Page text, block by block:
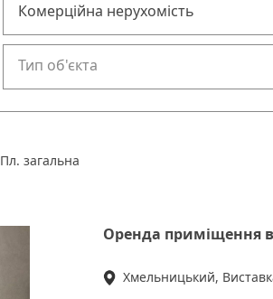
Комерційна нерухомість
Тип об'єкта
Пл. загальна
Оренда приміщення
Хмельницький,